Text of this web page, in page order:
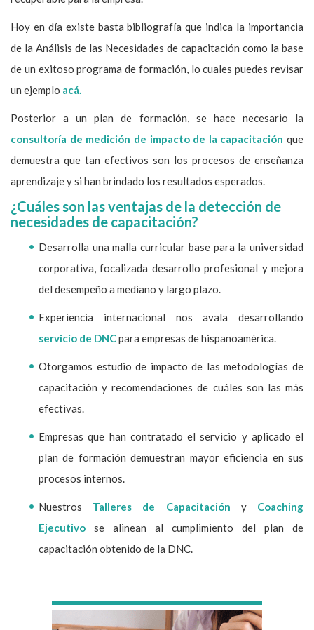
Hoy en día existe basta bibliografía que indica la importancia
de la Análisis de las Necesidades de capacitación como la base
de un exitoso programa de formación, lo cuales puedes revisar
un ejemplo acá.
Posterior a un plan de formación, se hace necesario la
consultoría de medición de impacto de la capacitación que
demuestra que tan efectivos son los procesos de enseñanza
aprendizaje y si han brindado los resultados esperados.
¿Cuáles son las ventajas de la detección de
necesidades de capacitación?
Desarrolla una malla curricular base para la universidad
corporativa, focalizada desarrollo profesional y mejora
del desempeño a mediano y largo plazo.
Experiencia internacional nos avala desarrollando
servicio de DNCpara empresas de hispanoamérica.
Otorgamos estudio de impacto de las metodologías de
capacitación y recomendaciones de cuáles son las más
efectivas.
Empresas que han contratado el servicio y aplicado el
plan de formación demuestran mayor eficiencia en sus
procesos internos.
Nuestros Talleres de Capacitación y Coaching
Ejecutivo se alinean al cumplimiento del plan de
capacitación obtenido de la DNC.